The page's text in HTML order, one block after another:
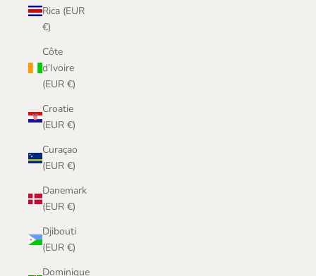
Rica (EUR
€)
Côte
d’Ivoire
(EUR €)
Croatie
(EUR €)
Curaçao
(EUR €)
Danemark
(EUR €)
Djibouti
(EUR €)
Dominique